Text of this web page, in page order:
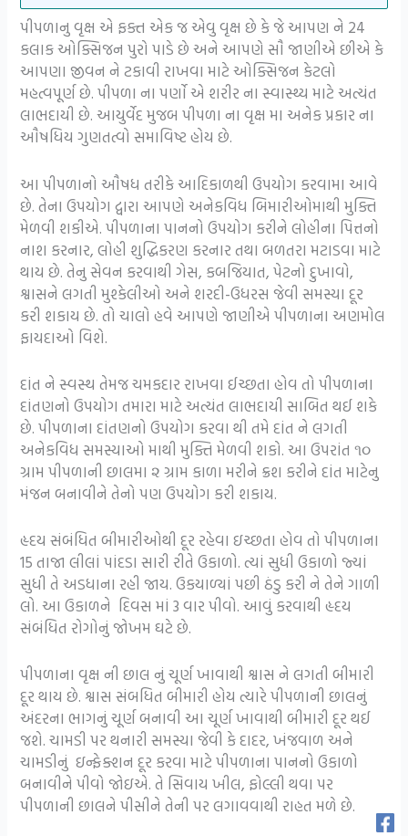
પીપળાનુ વૃક્ષ એ ફક્ત એક જ એવુ વૃક્ષ છે કે જે આપણ ને 24
કલાક ઓક્સિજન પુરો પાડે છે અને આપણે સૌ જાણીએ છીએ કે
આપણા જીવન ને ટકાવી રાખવા માટે ઓક્સિજન કેટલો
મહત્વપૂર્ણ છે. પીપળા ના પર્ણો એ શરીર ના સ્વાસ્થ્ય માટે અત્યંત
લાભદાયી છે. આયુર્વેદ મુજબ પીપળા ના વૃક્ષ મા અનેક પ્રકાર ના
ઔષધિય ગુણતત્વો સમાવિષ્ટ હોય છે.
આ પીપળાનો ઔષધ તરીકે આદિકાળથી ઉપયોગ કરવામા આવે
છે. તેના ઉપયોગ દ્વારા આપણે અનેકવિધ બિમારીઓમાથી મુક્તિ
મેળવી શકીએ. પીપળાના પાનનો ઉપયોગ કરીને લોહીના પિત્તનો
નાશ કરનાર, લોહી શુદ્ધિકરણ કરનાર તથા બળતરા મટાડવા માટે
થાય છે. તેનુ સેવન કરવાથી ગેસ, કબજિયાત, પેટનો દુખાવો,
શ્વાસને લગતી મુશ્કેલીઓ અને શરદી-ઉધરસ જેવી સમસ્યા દૂર
કરી શકાય છે. તો ચાલો હવે આપણે જાણીએ પીપળાના અણમોલ
ફાયદાઓ વિશે.
દાંત ને સ્વસ્થ તેમજ ચમકદાર રાખવા ઈચ્છતા હોવ તો પીપળાના
દાંતણનો ઉપયોગ તમારા માટે અત્યંત લાભદાયી સાબિત થઈ શકે
છે. પીપળાના દાંતણનો ઉપયોગ કરવા થી તમે દાંત ને લગતી
અનેકવિધ સમસ્યાઓ માથી મુક્તિ મેળવી શકો. આ ઉપરાંત ૧૦
ગ્રામ પીપળાની છાલમા ૨ ગ્રામ કાળા મરીને ક્રશ કરીને દાંત માટેનુ
મંજન બનાવીને તેનો પણ ઉપયોગ કરી શકાય.
હૃદય સંબંધિત બીમારીઓથી દૂર રહેવા ઇચ્છતા હોવ તો પીપળાના
15 તાજા લીલાં પાંદડા સારી રીતે ઉકાળો. ત્યાં સુધી ઉકાળો જ્યાં
સુધી તે અડધાના રહી જાય. ઉકયાળ્યાં પછી ઠંડુ કરી ને તેને ગાળી
લો. આ ઉકાળને દિવસ માં 3 વાર પીવો. આવું કરવાથી હૃદય
સંબંધિત રોગોનું જોખમ ઘટે છે.
પીપળાના વૃક્ષ ની છાલ નું ચૂર્ણ ખાવાથી શ્વાસ ને લગતી બીમારી
દૂર થાય છે. શ્વાસ સંબધિત બીમારી હોય ત્યારે પીપળાની છાલનું
અંદરના ભાગનું ચૂર્ણ બનાવી આ ચૂર્ણ ખાવાથી બીમારી દૂર થઈ
જશે. ચામડી પર થનારી સમસ્યા જેવી કે દાદર, ખંજવાળ અને
ચામડીનું ઇન્ફેક્શન દૂર કરવા માટે પીપળાના પાનનો ઉકાળો
બનાવીને પીવો જોઇએ. તે સિવાય ખીલ, ફોલ્લી થવા પર
પીપળાની છાલને પીસીને તેની પર લગાવવાથી રાહત મળે છે.